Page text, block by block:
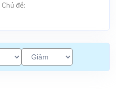
Chủ đề: